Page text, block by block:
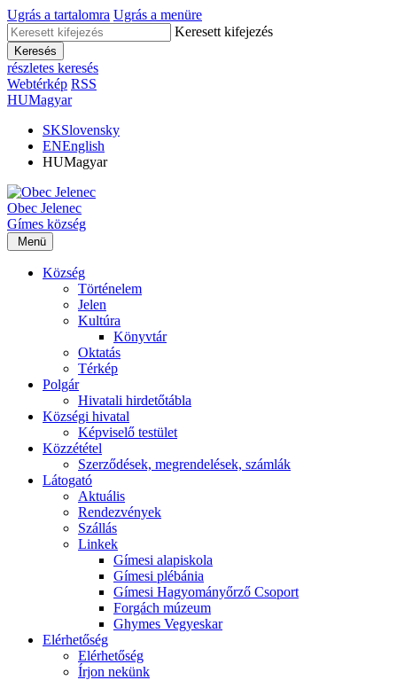
Ugrás a tartalomra Ugrás a menüre
Keresett kifejezés
Keresés
részletes keresés
Webtérkép RSS
HUMagyar
SKSlovensky
ENEnglish
HUMagyar
Obec Jelenec
Gímes község
Menü
Község
Történelem
Jelen
Kultúra
Könyvtár
Oktatás
Térkép
Polgár
Hivatali hirdetőtábla
Községi hivatal
Képviselő testület
Közzététel
Szerződések, megrendelések, számlák
Látogató
Aktuális
Rendezvények
Szállás
Linkek
Gímesi alapiskola
Gímesi plébánia
Gímesi Hagyományőrző Csoport
Forgách múzeum
Ghymes Vegyeskar
Elérhetőség
Elérhetőség
Írjon nekünk